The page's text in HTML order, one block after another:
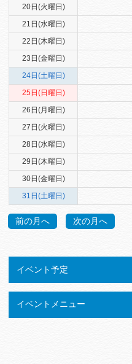
20日(火曜日)
21日(水曜日)
22日(木曜日)
23日(金曜日)
24日(土曜日)
25日(日曜日)
26日(月曜日)
27日(火曜日)
28日(水曜日)
29日(木曜日)
30日(金曜日)
31日(土曜日)
前の月へ 次の月へ
イベント予定
イベントメニュー